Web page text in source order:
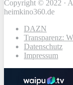
Copyright © 2022 ·
heimkino360.de
DAZN
Transparenz:
Datenschutz
Impressum